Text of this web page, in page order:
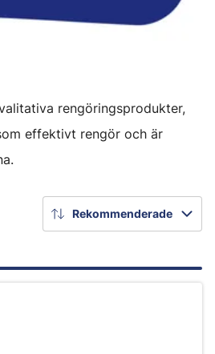
rengöringsprodukter,
effektivt rengör och är
Rekommenderade